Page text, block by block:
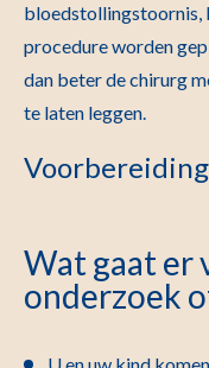
bloedstollingstoornis,
procedure worden
dan beter de chirurg
te laten leggen.
Voorbereiding
Wat gaat er
onderzoek